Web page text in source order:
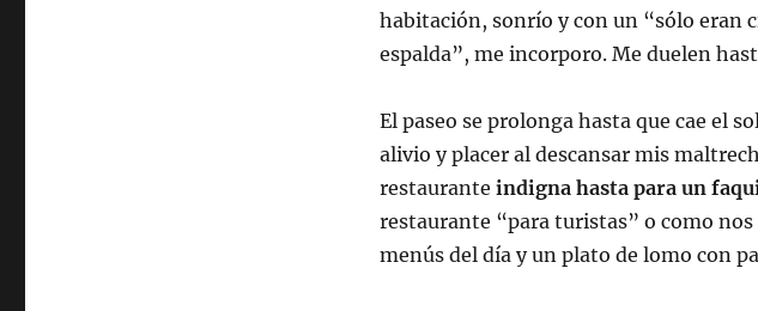
habitación, sonrío y con un “sólo eran
espalda”, me incorporo. Me duelen
El paseo se prolonga hasta que cae el
alivio y placer al descansar mis
restaurante indigna hasta para un
restaurante “para turistas” o como
menús del día y un plato de lomo con